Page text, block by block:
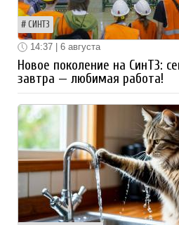
СИНТЗ
14:37 | 6 августа
Новое поколение на СинТЗ:
завтра — любимая работа!